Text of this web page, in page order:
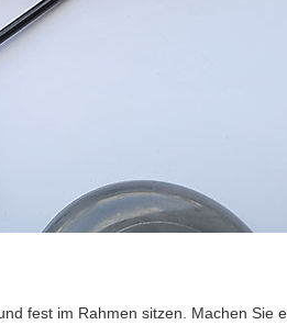
fest im Rahmen sitzen. Machen